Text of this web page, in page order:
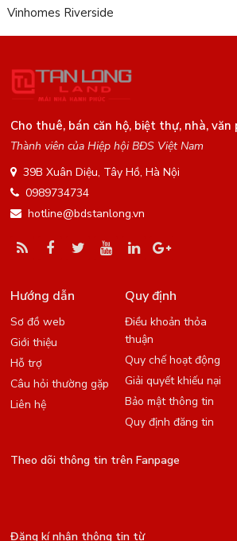
Vinhomes Riverside
Cho thuê, bán căn hộ, biệt thự, nhà, văn
Thành viên của Hiệp hội BĐS Việt Nam
39B Xuân Diệu, Tây Hồ, Hà Nội
0989734734
hotline@bdstanlong.vn
Hướng dẫn
Sơ đồ web
Giới thiệu
Hỗ trợ
Câu hỏi thường gặp
Liên hệ
Quy định
Điều khoản thỏa
thuận
Quy chế hoạt động
Giải quyết khiếu nại
Bảo mật thông tin
Quy định đăng tin
Theo dõi thông tin trên Fanpage
Đăng kí nhận thông tin từ